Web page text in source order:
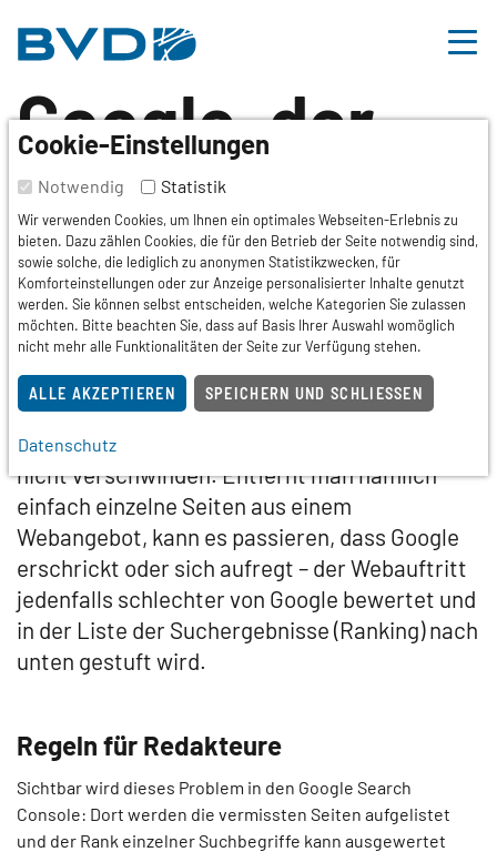
Inhalt
Nützliche Links
Google, der
schreckhafte
Riese
Google ist nicht nur ein Daten-Riese sondern
verhält sich auch wie ein verwöhntes Kind: Es
muss immer was Neues her, Altes darf aber
nicht verschwinden. Entfernt man nämlich
einfach einzelne Seiten aus einem
Webangebot, kann es passieren, dass Google
erschrickt oder sich aufregt – der Webauftritt
jedenfalls schlechter von Google bewertet und
in der Liste der Suchergebnisse (Ranking) nach
unten gestuft wird.
Regeln für Redakteure
Sichtbar wird dieses Problem in den Google Search
Console: Dort werden die vermissten Seiten aufgelistet
und der Rank einzelner Suchbegriffe kann ausgewertet
Cookie-Einstellungen
Notwendig Statistik
Wir verwenden Cookies, um Ihnen ein optimales Webseiten-Erlebnis zu
bieten. Dazu zählen Cookies, die für den Betrieb der Seite notwendig sind,
sowie solche, die lediglich zu anonymen Statistikzwecken, für
Komforteinstellungen oder zur Anzeige personalisierter Inhalte genutzt
werden. Sie können selbst entscheiden, welche Kategorien Sie zulassen
möchten. Bitte beachten Sie, dass auf Basis Ihrer Auswahl womöglich
nicht mehr alle Funktionalitäten der Seite zur Verfügung stehen.
ALLE AKZEPTIEREN SPEICHERN UND SCHLIESSEN
Datenschutz